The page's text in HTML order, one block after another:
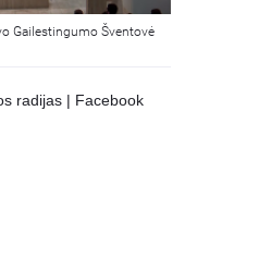
Gailestingumo Šventovė
radijas | Facebook